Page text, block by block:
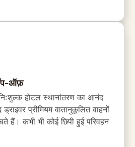
ऑफ़
होटल स्थानांतरण का आनंद
प्रीमियम वातानुकूलित वाहनों
हैं। कभी भी कोई छिपी हुई परिवहन